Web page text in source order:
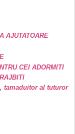
AJUTATOARE
CEI ADORMITI
tamaduitor al tuturor